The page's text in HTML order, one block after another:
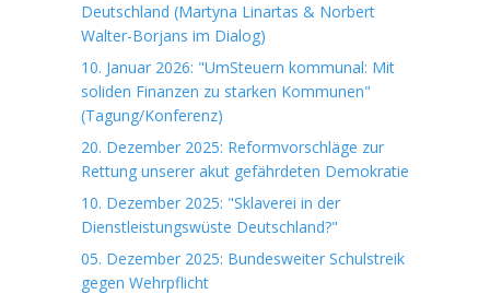
Deutschland (Martyna Linartas & Norbert
Walter-Borjans im Dialog)
10. Januar 2026: "UmSteuern kommunal: Mit
soliden Finanzen zu starken Kommunen"
(Tagung/Konferenz)
20. Dezember 2025: Reformvorschläge zur
Rettung unserer akut gefährdeten Demokratie
10. Dezember 2025: "Sklaverei in der
Dienstleistungswüste Deutschland?"
05. Dezember 2025: Bundesweiter Schulstreik
gegen Wehrpflicht